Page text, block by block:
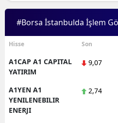
#Borsa İstanbulda İşlem
Hisse Son
A1CAP A1 CAPITAL
YATIRIM
9,07
A1YEN A1
YENILENEBILIR
ENERJI
2,74